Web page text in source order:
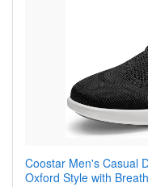
Coostar Men's Casual
Oxford Style with